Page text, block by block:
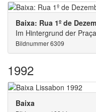
Baixa: Rua 1º de
Im Hintergrund der
Bildnummer 6309
1992
Baixa